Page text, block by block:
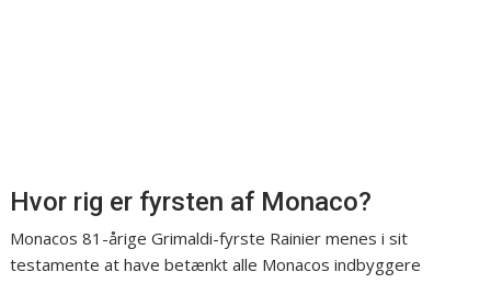
Hvor rig er fyrsten af Monaco?
Monacos 81-årige Grimaldi-fyrste Rainier menes i sit
testamente at have betænkt alle Monacos indbyggere